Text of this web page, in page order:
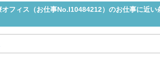
フィス（お仕事No.I10484212）のお仕事に近い